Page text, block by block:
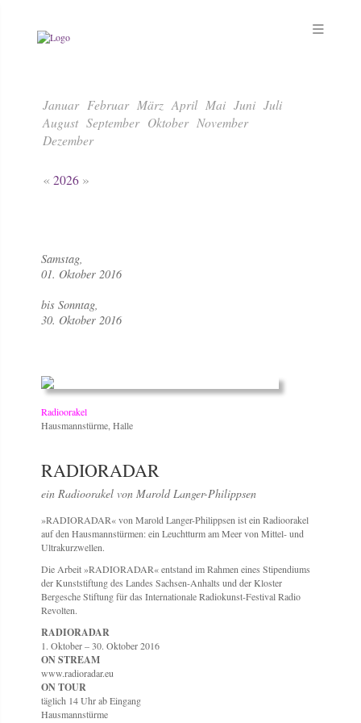
Januar Februar März April Mai Juni Juli
August September Oktober November
Dezember
« 2026 »
Samstag,
01. Oktober 2016
bis Sonntag,
30. Oktober 2016
Radioorakel
Hausmannstürme, Halle
RADIORADAR
ein Radioorakel von Marold Langer-Philippsen
»RADIORADAR« von Marold Langer-Philippsen ist ein Radioorakel
auf den Hausmannstürmen: ein Leuchtturm am Meer von Mittel- und
Ultrakurzwellen.
Die Arbeit »RADIORADAR« entstand im Rahmen eines Stipendiums
der Kunststiftung des Landes Sachsen-Anhalts und der Kloster
Bergesche Stiftung für das Internationale Radiokunst-Festival Radio
Revolten.
RADIORADAR
1. Oktober – 30. Oktober 2016
ON STREAM
www.radioradar.eu
ON TOUR
täglich 14 Uhr ab Eingang
Hausmannstürme